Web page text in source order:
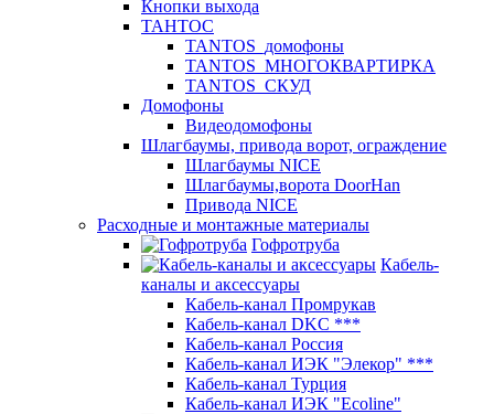
Кнопки выхода
ТАНТОС
TANTOS_домофоны
TANTOS_МНОГОКВАРТИРКА
TANTOS_СКУД
Домофоны
Видеодомофоны
Шлагбаумы, привода ворот, ограждение
Шлагбаумы NICE
Шлагбаумы,ворота DoorHan
Привода NICE
Расходные и монтажные материалы
Гофротруба
Кабель-
каналы и аксессуары
Кабель-канал Промрукав
Кабель-канал DKC ***
Кабель-канал Россия
Кабель-канал ИЭК "Элекор" ***
Кабель-канал Турция
Кабель-канал ИЭК "Ecoline"